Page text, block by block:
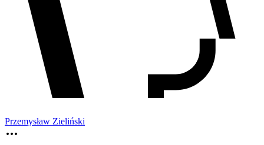
Przemysław Zieliński